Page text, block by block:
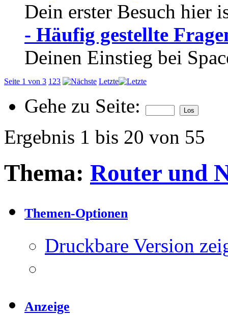
Dein erster Besuch hier
- Häufig gestellte
Deinen Einstieg bei
Seite 1 von 3 1 23 Letzte
Gehe zu Seite:
Ergebnis 1 bis 20 von 55
Thema: Router und
Themen-Optionen
Druckbare Version
Anzeige